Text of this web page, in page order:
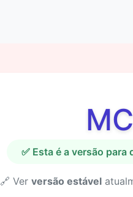
✅ Esta é a versão
🔗 Ver versão estável